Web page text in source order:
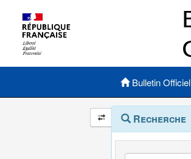
Menu principal
Bulletin Officiel
Navigation
et
outils
annexes
Menu
contextuel
Recherche